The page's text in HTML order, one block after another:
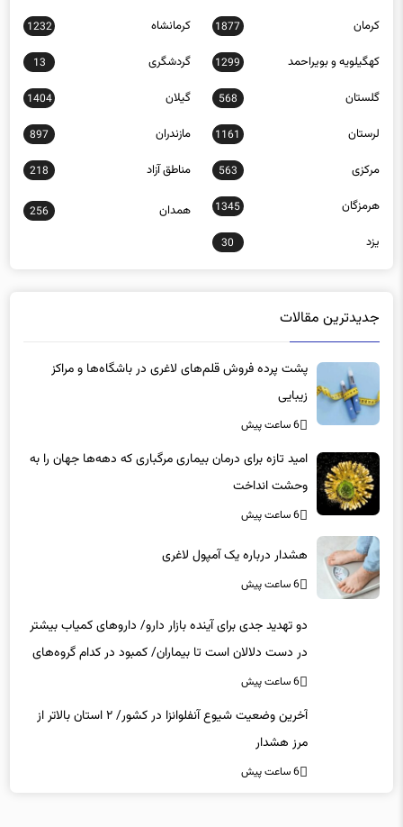
کرمان 1877 کرمانشاه 1232
کهگیلویه و بویراحمد 1299 گردشگری 13
گلستان 568 گیلان 1404
لرستان 1161 مازندران 897
مرکزی 563 مناطق آزاد 218
هرمزگان 1345 همدان 256
یزد 30
جدیدترین مقالات
پشت پرده فروش قلم‌های لاغری در باشگاه‌ها و مراکز
زیبایی
6 ساعت پیش
امید تازه برای درمان بیماری مرگباری که دهه‌ها جهان را به
وحشت انداخت
6 ساعت پیش
هشدار درباره یک آمپول لاغری
6 ساعت پیش
دو تهدید جدی برای آینده بازار دارو/ داروهای کمیاب بیشتر
در دست دلالان است تا بیماران/ کمبود در کدام گروه‌های
دارویی محسوس‌تر است؟
6 ساعت پیش
آخرین وضعیت شیوع آنفلوانزا در کشور/ ۲ استان بالاتر از
مرز هشدار
6 ساعت پیش